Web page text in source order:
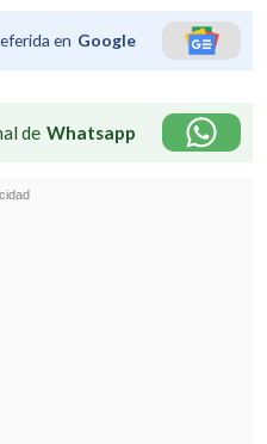
en Google
de Whatsapp